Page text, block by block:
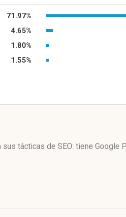
71.97%
4.65%
1.80%
1.55%
tácticas de SEO: tiene